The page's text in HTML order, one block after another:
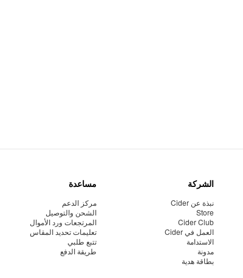
الشركة
نبذة عن Cider
Store
Cider Club
العمل في Cider
الاستدامة
مدونة
بطاقة هدية
مساعدة
مركز الدعم
الشحن والتوصيل
المرتجعات ورد الأموال
تعليمات تحديد المقاس
تتبع طلبي
طريقة الدفع